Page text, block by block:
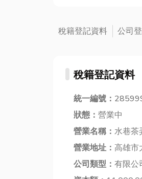
文小編將帶您深入了
味品選用技巧與料理
稅籍登記資料 公司
稅籍登記資料
統一編號：
狀態： 營業中
營業名稱： 水巷茶
營業地址： 高雄市
公司類型： 有限公